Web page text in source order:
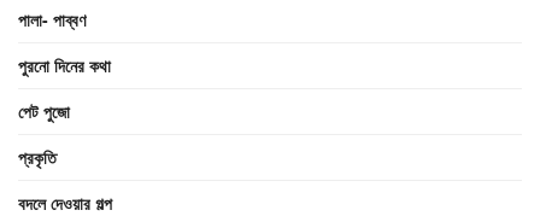
পালা- পাব্বণ
পুরনো দিনের কথা
পেট পুজো
প্রকৃতি
বদলে দেওয়ার গল্প